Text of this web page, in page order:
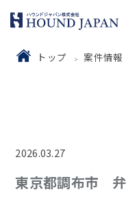
トップ 案件情報
2026.03.27
東京都調布市